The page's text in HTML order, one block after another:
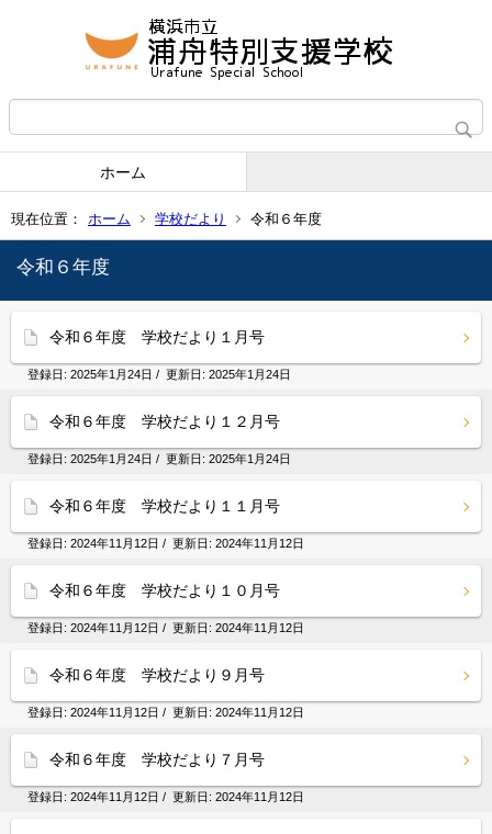
ホーム
現在位置： ホーム 学校だより 令和６年度
令和６年度
令和６年度 学校だより１月号
登録日: 2025年1月24日 / 更新日: 2025年1月24日
令和６年度 学校だより１２月号
登録日: 2025年1月24日 / 更新日: 2025年1月24日
令和６年度 学校だより１１月号
登録日: 2024年11月12日 / 更新日: 2024年11月12日
令和６年度 学校だより１０月号
登録日: 2024年11月12日 / 更新日: 2024年11月12日
令和６年度 学校だより９月号
登録日: 2024年11月12日 / 更新日: 2024年11月12日
令和６年度 学校だより７月号
登録日: 2024年11月12日 / 更新日: 2024年11月12日